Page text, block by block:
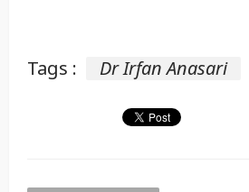
Tags : Dr Irfan Anasari